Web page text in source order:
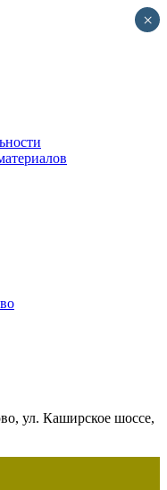
ул. Каширское шоссе,
×